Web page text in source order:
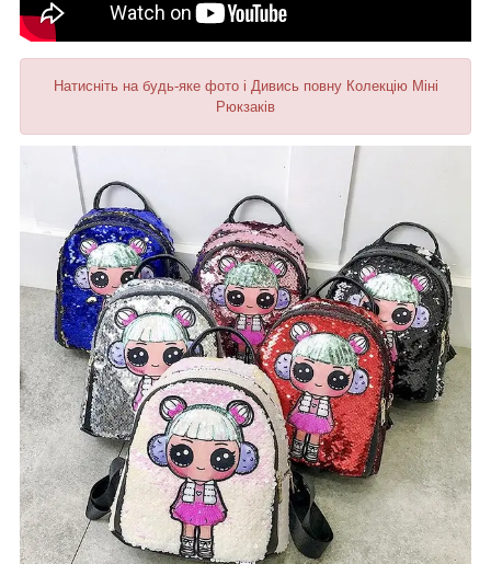
Натисніть на будь-яке фото і Дивись повну Колекцію Міні
Рюкзаків